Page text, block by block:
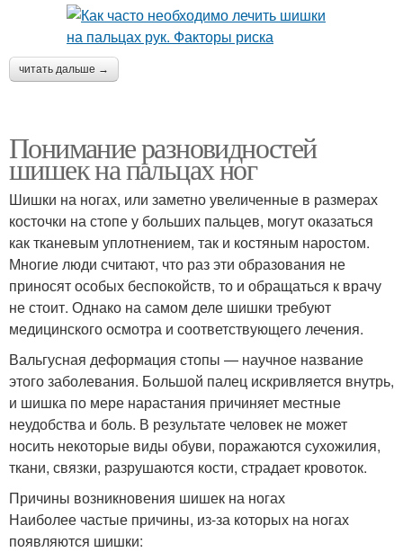
читать дальше →
Понимание разновидностей
шишек на пальцах ног
Шишки на ногах, или заметно увеличенные в размерах
косточки на стопе у больших пальцев, могут оказаться
как тканевым уплотнением, так и костяным наростом.
Многие люди считают, что раз эти образования не
приносят особых беспокойств, то и обращаться к врачу
не стоит. Однако на самом деле шишки требуют
медицинского осмотра и соответствующего лечения.
Вальгусная деформация стопы — научное название
этого заболевания. Большой палец искривляется внутрь,
и шишка по мере нарастания причиняет местные
неудобства и боль. В результате человек не может
носить некоторые виды обуви, поражаются сухожилия,
ткани, связки, разрушаются кости, страдает кровоток.
Причины возникновения шишек на ногах
Наиболее частые причины, из-за которых на ногах
появляются шишки: